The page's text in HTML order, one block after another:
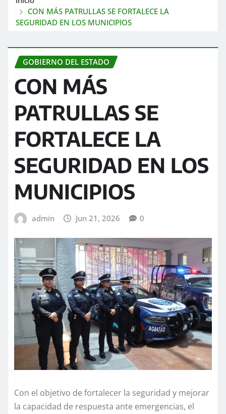
CON MÁS PATRULLAS SE FORTALECE LA
SEGURIDAD EN LOS MUNICIPIOS
GOBIERNO DEL ESTADO
CON MÁS
PATRULLAS SE
FORTALECE LA
SEGURIDAD EN LOS
MUNICIPIOS
admin Jun 21, 2026 0
Con el objetivo de fortalecer la seguridad y mejorar
la capacidad de respuesta ante emergencias, el